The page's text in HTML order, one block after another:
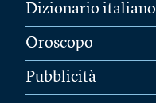
Dizionario italiano
Oroscopo
Pubblicità